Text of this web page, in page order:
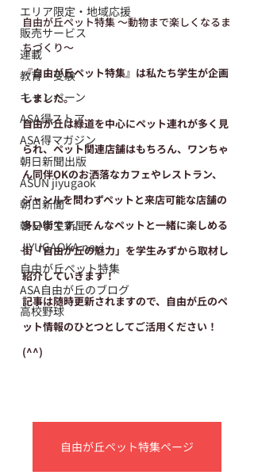
エリア限定・地域応援
販売サービス
連載
教育・受験
キャンペーン
ASA得ストア
ASA得マガジン
朝日新聞出版
ASUN jiyugaok
朝日新聞
朝日学生新聞
JIYUGAOKA navi
自由が丘ペット特集
ASA自由が丘のブログ
高校野球
自由が丘ペット特集 〜動物まで楽しくなるま
ちづくり〜
『自由が丘ペット特集』は私たち学生が企画
しました。
自由が丘は緑道を中心にペット連れが多く見
られ、ペット関連店舗はもちろん、ワンちゃ
ん同伴OKのお洒落なカフェやレストラン、
ジャンルを問わずペットと来店可能な店舗の
多い街です。そんなペットと一緒に楽しめる
街「自由が丘の魅力」を学生みずから取材し
紹介していきます！
記事は随時更新されますので、自由が丘のペ
ット情報のひとつとしてご活用ください！
(^^)
自由が丘ペット特集ページ